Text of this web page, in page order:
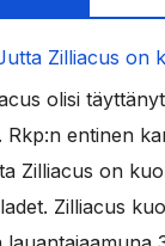
Zilliacus on
olisi
Rkp:n entinen
Zilliacus on
Zilliacus